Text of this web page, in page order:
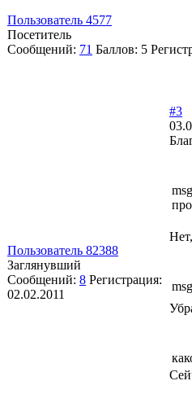
Пользователь 4577
Посетитель
Сообщений: 71 Баллов: 5
Пользователь 82388
Заглянувший
Сообщений: 8 Регистрация:
02.02.2011
#3